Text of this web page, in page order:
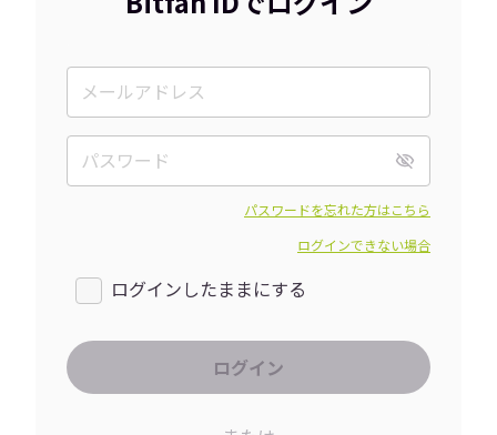
パスワードを忘れた方はこちら
ログインできない場合
ログインしたままにする